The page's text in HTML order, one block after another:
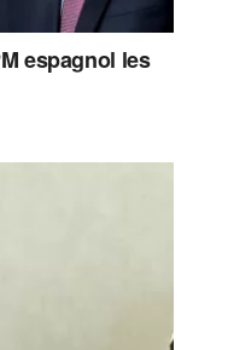
espagnol les